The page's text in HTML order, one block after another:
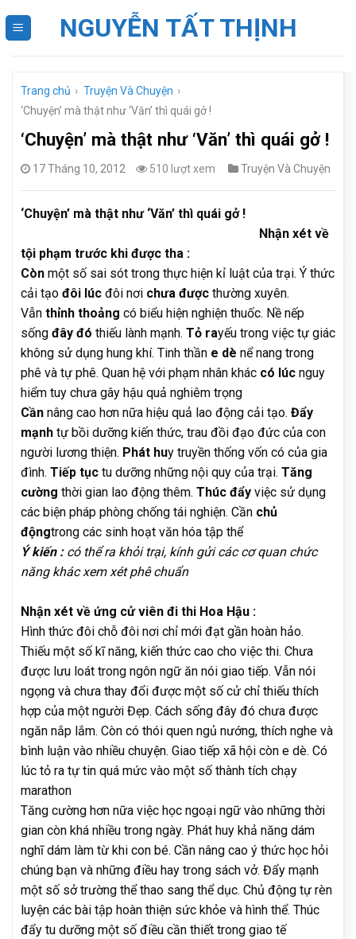
NGUYỄN TẤT THỊNH
Trang chủ › Truyện Và Chuyện ›
‘Chuyện’ mà thật như ‘Văn’ thì quái gở !
‘Chuyện’ mà thật như ‘Văn’ thì quái gở !
17 Tháng 10, 2012 510 lượt xem Truyện Và Chuyện
‘Chuyện’ mà thật như ‘Văn’ thì quái gở !
Nhận xét về
tội phạm trước khi được tha :
Còn một số sai sót trong thực hiện kỉ luật của trại. Ý thức
cải tạo đôi lúc đôi nơi chưa được thường xuyên.
Vẫn thỉnh thoảng có biểu hiện nghiện thuốc. Nề nếp
sống đây đó thiếu lành mạnh. Tỏ rayếu trong việc tự giác
không sử dụng hung khí. Tinh thần e dè nể nang trong
phê và tự phê. Quan hệ với phạm nhân khác có lúc nguy
hiểm tuy chưa gây hậu quả nghiêm trọng
Cần nâng cao hơn nữa hiệu quả lao động cải tạo. Đẩy
mạnh tự bồi dưỡng kiến thức, trau đồi đạo đức của con
người lương thiện. Phát huy truyền thống vốn có của gia
đình. Tiếp tục tu dưỡng những nội quy của trại. Tăng
cường thời gian lao động thêm. Thúc đẩy việc sử dụng
các biện pháp phòng chống tái nghiện. Cần chủ
độngtrong các sinh hoạt văn hóa tập thể
Ý kiến :có thể ra khỏi trại, kính gửi các cơ quan chức
năng khác xem xét phê chuẩn
Nhận xét về ứng cử viên đi thi Hoa Hậu :
Hình thức đôi chỗ đôi nơi chỉ mới đạt gần hoàn hảo.
Thiếu một số kĩ năng, kiến thức cao cho việc thi. Chưa
được lưu loát trong ngôn ngữ ăn nói giao tiếp. Vẫn nói
ngọng và chưa thay đổi được một số cử chỉ thiếu thích
hợp của một người Đẹp. Cách sống đây đó chưa được
ngăn nắp lắm. Còn có thói quen ngủ nướng, thích nghe và
bình luận vào nhiều chuyện. Giao tiếp xã hội còn e dè. Có
lúc tỏ ra tự tin quá mức vào một số thành tích chạy
marathon
Tăng cường hơn nữa việc học ngoại ngữ vào những thời
gian còn khá nhiều trong ngày. Phát huy khả năng dám
nghĩ dám làm từ khi con bé. Cần nâng cao ý thức học hỏi
chúng bạn và những điều hay trong sách vở. Đẩy mạnh
một số sở trường thể thao sang thể dục. Chủ động tự rèn
luyện các bài tập hoàn thiện sức khỏe và hình thể. Thúc
đẩy tu dưỡng một số điều cần thiết trong giao tế